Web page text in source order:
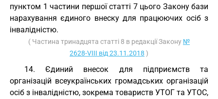
пунктом 1 частини першої статті 7 цього Закону бази
нарахування єдиного внеску для працюючих осіб з
інвалідністю.
( Частина тринадцята статті 8 в редакції Закону №
2628-VIII від 23.11.2018 )
14. Єдиний внесок для підприємств та
організацій всеукраїнських громадських організацій
осіб з інвалідністю, зокрема товариств УТОГ та УТОС,